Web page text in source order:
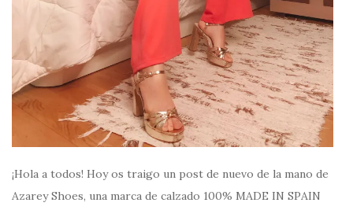
¡Hola a todos! Hoy os traigo un post de nuevo de la mano de
Azarey Shoes, una marca de calzado 100% MADE IN SPAIN